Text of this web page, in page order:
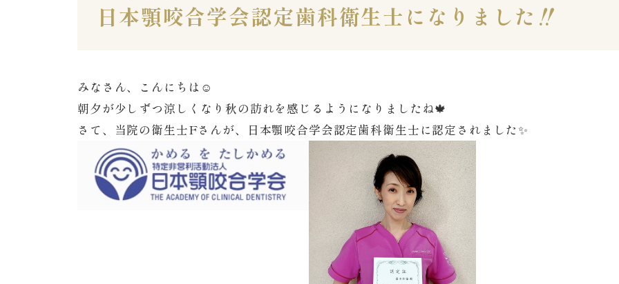
日本顎咬合学会認定歯科衛生士になりました‼︎
みなさん、こんにちは☺️
朝夕が少しずつ涼しくなり秋の訪れを感じるようになりましたね🍁
さて、当院の衛生士Fさんが、日本顎咬合学会認定歯科衛生士に認定されました✨